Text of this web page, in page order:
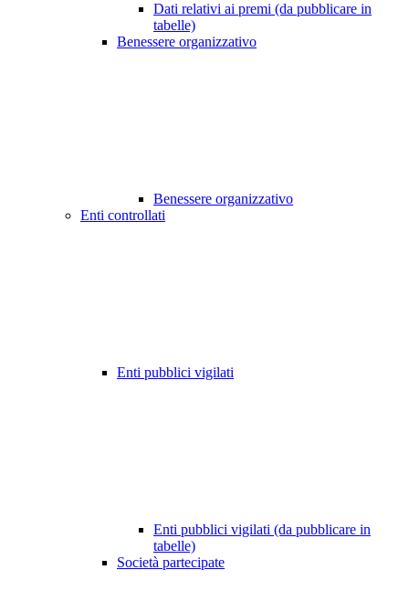
Dati relativi ai premi (da pubblicare in
tabelle)
Benessere organizzativo
Benessere organizzativo
Enti controllati
Enti pubblici vigilati
Enti pubblici vigilati (da pubblicare in
tabelle)
Società partecipate